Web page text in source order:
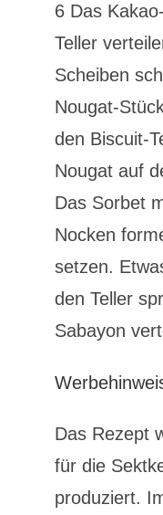
6 Das
Teller
Scheiben
Nougat-
den Biscuit-
Nougat auf
Das Sorbet
Nocken
setzen.
den Teller
Sabayon
Das Rezept
für die
produziert.